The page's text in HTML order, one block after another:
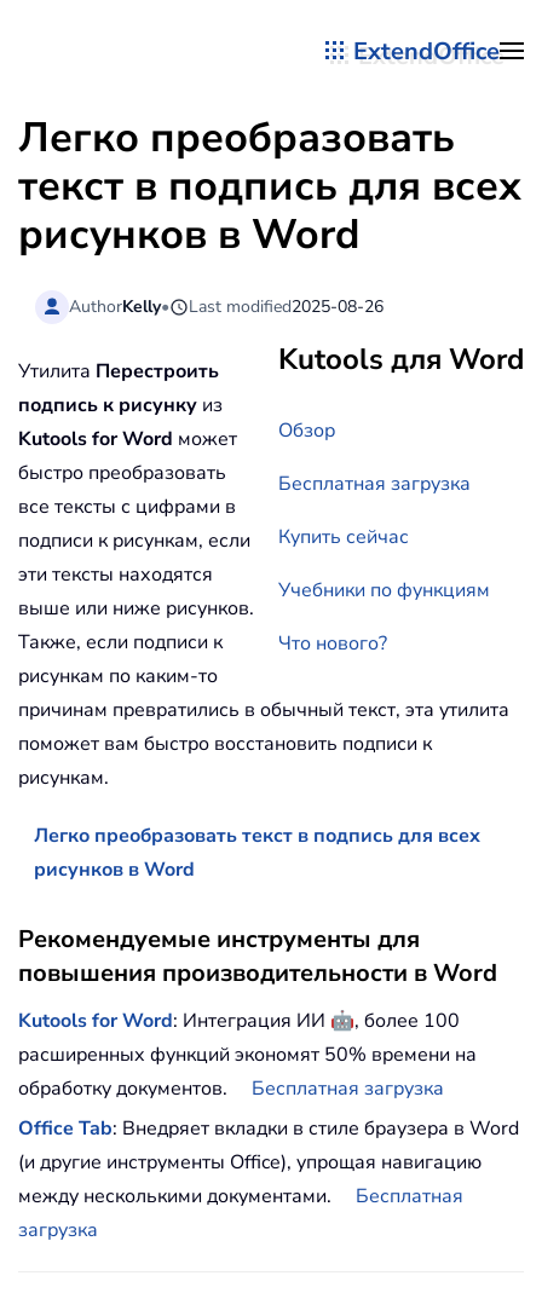
ExtendOffice
Легко преобразовать
текст в подпись для всех
рисунков в Word
AuthorKelly• Last modified2025-08-26
Kutools для Word
Обзор
Бесплатная загрузка
Купить сейчас
Учебники по функциям
Что нового?
Утилита Перестроить
подпись к рисунку из
Kutools for Word может
быстро преобразовать
все тексты с цифрами в
подписи к рисункам, если
эти тексты находятся
выше или ниже рисунков.
Также, если подписи к
рисункам по каким-то
причинам превратились в обычный текст, эта утилита
поможет вам быстро восстановить подписи к
рисункам.
Легко преобразовать текст в подпись для всех
рисунков в Word
Рекомендуемые инструменты для
повышения производительности в Word
Kutools for Word: Интеграция ИИ 🤖, более 100
расширенных функций экономят 50% времени на
обработку документов.
Бесплатная загрузка
Office Tab: Внедряет вкладки в стиле браузера в Word
(и другие инструменты Office), упрощая навигацию
между несколькими документами.
Бесплатная
загрузка